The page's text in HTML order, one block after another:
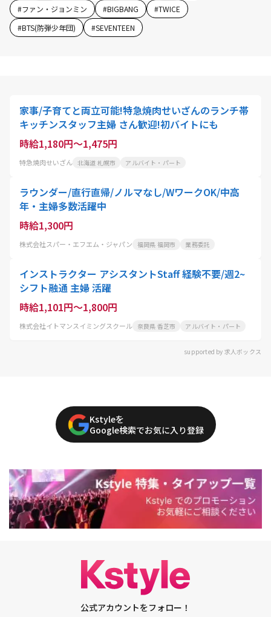
#ファン・ジョンミン #BIGBANG #TWICE
#BTS(防弾少年団) #SEVENTEEN
家事/子育てと両立可能!特急焼肉せいざんのランチ帯
キッチンスタッフ主婦 さん歓迎!初バイトにも
時給1,180円～1,475円
特急焼肉せいざん 北海道 札幌市 アルバイト・パート
ラウンダー/直行直帰/ノルマなし/WワークOK/中高
年・主婦多数活躍中
時給1,300円
株式会社スパー・エフエム・ジャパン 福岡県 福岡市 業務委託
インストラクター アシスタントStaff 経験不要/週2~
シフト融通 主婦 活躍
時給1,101円～1,800円
株式会社イトマンスイミングスクール 奈良県 香芝市 アルバイト・パート
supported by 求人ボックス
Kstyleを
Google検索でお気に入り登録
公式アカウントをフォロー！